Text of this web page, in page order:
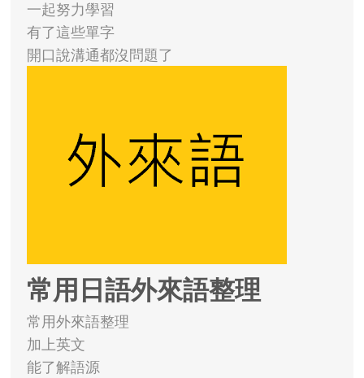
一起努力學習
有了這些單字
開口說溝通都沒問題了
常用日語外來語整理
常用外來語整理
加上英文
能了解語源